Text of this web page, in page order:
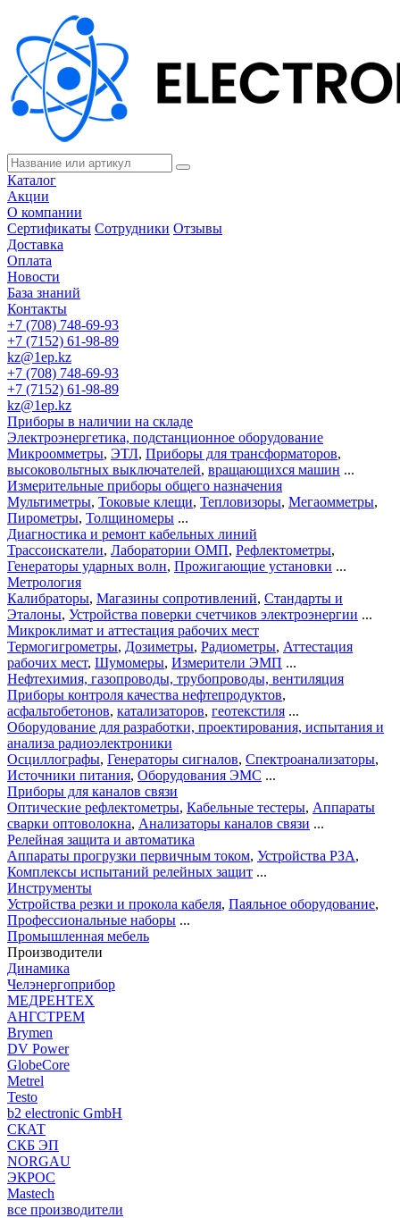
Каталог
Акции
О компании
Сертификаты Сотрудники Отзывы
Доставка
Оплата
Новости
База знаний
Контакты
+7 (708) 748-69-93
+7 (7152) 61-98-89
kz@1ep.kz
+7 (708) 748-69-93
+7 (7152) 61-98-89
kz@1ep.kz
Приборы в наличии на складе
Электроэнергетика, подстанционное оборудование
Микроомметры, ЭТЛ, Приборы для трансформаторов,
высоковольтных выключателей, вращающихся машин ...
Измерительные приборы общего назначения
Мультиметры, Токовые клещи, Тепловизоры, Мегаомметры,
Пирометры, Толщиномеры ...
Диагностика и ремонт кабельных линий
Трассоискатели, Лаборатории ОМП, Рефлектометры,
Генераторы ударных волн, Прожигающие установки ...
Метрология
Калибраторы, Магазины сопротивлений, Стандарты и
Эталоны, Устройства поверки счетчиков электроэнергии ...
Микроклимат и аттестация рабочих мест
Термогигрометры, Дозиметры, Радиометры, Аттестация
рабочих мест, Шумомеры, Измерители ЭМП ...
Нефтехимия, газопроводы, трубопроводы, вентиляция
Приборы контроля качества нефтепродуктов,
асфальтобетонов, катализаторов, геотекстиля ...
Оборудование для разработки, проектирования, испытания и
анализа радиоэлектроники
Осциллографы, Генераторы сигналов, Спектроанализаторы,
Источники питания, Оборудования ЭМС ...
Приборы для каналов связи
Оптические рефлектометры, Кабельные тестеры, Аппараты
сварки оптоволокна, Анализаторы каналов связи ...
Релейная защита и автоматика
Аппараты прогрузки первичным током, Устройства РЗА,
Комплексы испытаний релейных защит ...
Инструменты
Устройства резки и прокола кабеля, Паяльное оборудование,
Профессиональные наборы ...
Промышленная мебель
Производители
Динамика
Челэнергоприбор
МЕДРЕНТЕХ
АНГСТРЕМ
Brymen
DV Power
GlobeCore
Metrel
Testo
b2 electronic GmbH
СКАТ
СКБ ЭП
NORGAU
ЭКРОС
Mastech
все производители